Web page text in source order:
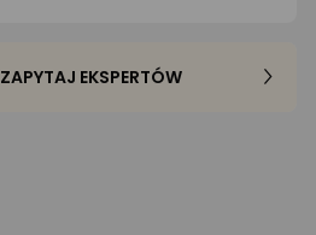
ZAPYTAJ EKSPERTÓW